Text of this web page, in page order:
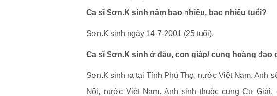
Ca sĩ Sơn.K sinh năm bao nhiêu, bao nhiêu tuổi?
Sơn.K sinh ngày 14-7-2001 (25 tuổi).
Ca sĩ Sơn.K sinh ở đâu, con giáp/ cung hoàng đạo
Sơn.K sinh ra tại Tỉnh Phú Thọ, nước Việt Nam. Anh
Nội, nước Việt Nam. Anh sinh thuộc cung Cự Giải,